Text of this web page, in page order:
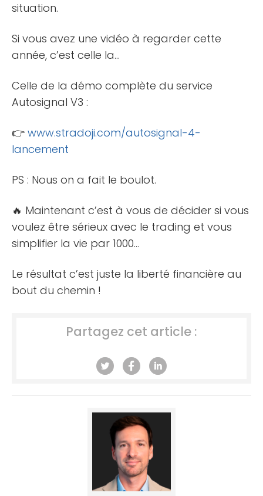
situation.
Si vous avez une vidéo à regarder cette
année, c’est celle la…
Celle de la démo complète du service
Autosignal V3 :
👉 www.stradoji.com/autosignal-4-
lancement
PS : Nous on a fait le boulot.
🔥 Maintenant c’est à vous de décider si vous
voulez être sérieux avec le trading et vous
simplifier la vie par 1000…
Le résultat c’est juste la liberté financière au
bout du chemin !
Partagez cet article :